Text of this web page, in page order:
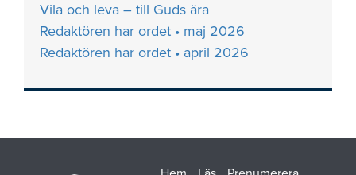
Vila och leva – till Guds ära
Redaktören har ordet • maj 2026
Redaktören har ordet • april 2026